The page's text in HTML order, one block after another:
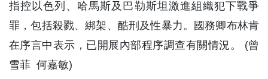
指控以色列、哈馬斯及巴勒斯坦激進組織犯下戰爭
罪，包括殺戮、綁架、酷刑及性暴力。國務卿布林肯
在序言中表示，已開展內部程序調查有關情況。 (曾
雪菲 何嘉敏)